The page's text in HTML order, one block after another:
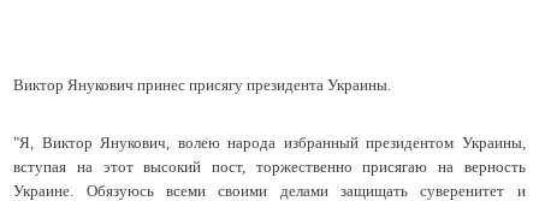
Виктор Янукович принес присягу президента Украины.
"Я, Виктор Янукович, волею народа избранный президентом Украины,
вступая на этот высокий пост, торжественно присягаю на верность
Украине. Обязуюсь всеми своими делами защищать суверенитет и